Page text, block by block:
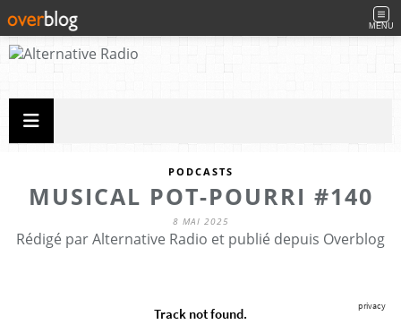
MENU
PODCASTS
MUSICAL POT-POURRI #140
8 MAI 2025
Rédigé par Alternative Radio et publié depuis Overblog